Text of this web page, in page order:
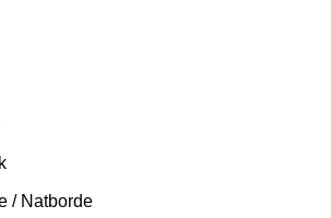
/ Natborde